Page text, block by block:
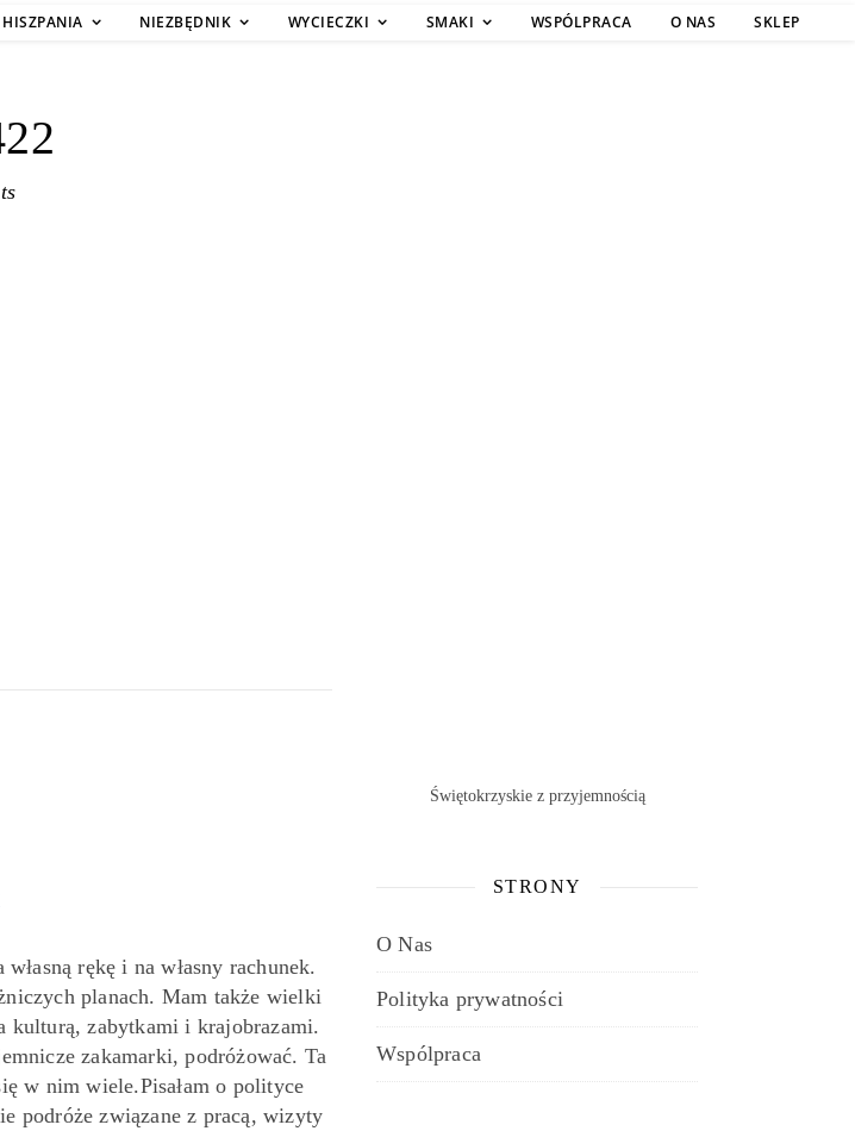
HISZPANIA NIEZBĘDNIK WYCIECZKI SMAKI WSPÓLPRACA O NAS SKLEP
rękę i na własny rachunek.
planach. Mam także wielki
kulturą, zabytkami i krajobrazami.
zakamarki, podróżować. Ta
w nim wiele.Pisałam o polityce
podróże związane z pracą, wizyty
Świętokrzyskie z przyjemnością
STRONY
O Nas
Polityka prywatności
Wspólpraca